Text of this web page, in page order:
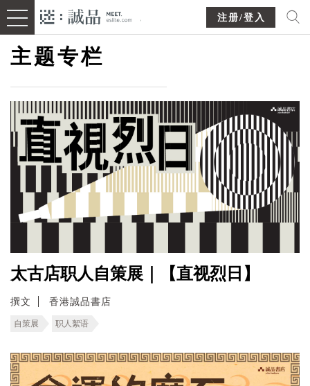
注册/登入
主题专栏
太古店职人自策展｜【直视烈日】
撰文 香港誠品書店
自策展 职人絮语